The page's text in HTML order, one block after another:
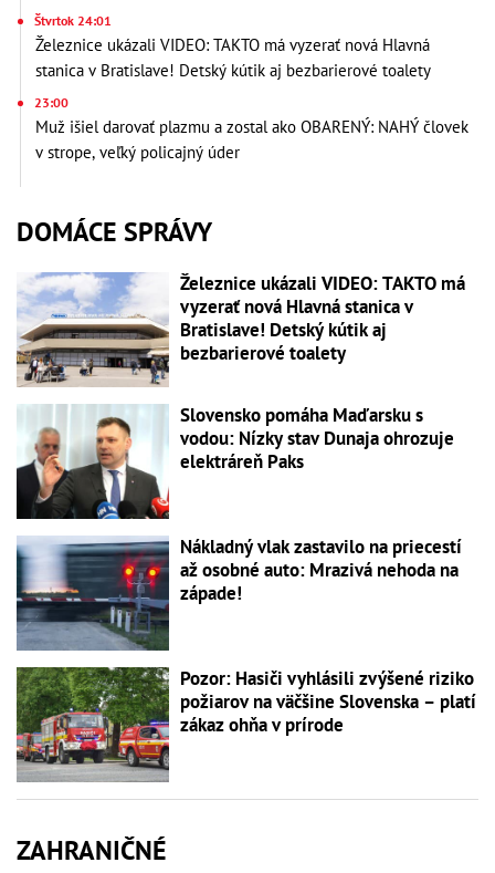
Štvrtok 24:01
Železnice ukázali VIDEO: TAKTO má vyzerať nová Hlavná
stanica v Bratislave! Detský kútik aj bezbarierové toalety
23:00
Muž išiel darovať plazmu a zostal ako OBARENÝ: NAHÝ človek
v strope, veľký policajný úder
DOMÁCE SPRÁVY
Železnice ukázali VIDEO: TAKTO má
vyzerať nová Hlavná stanica v
Bratislave! Detský kútik aj
bezbarierové toalety
Slovensko pomáha Maďarsku s
vodou: Nízky stav Dunaja ohrozuje
elektráreň Paks
Nákladný vlak zastavilo na priecestí
až osobné auto: Mrazivá nehoda na
západe!
Pozor: Hasiči vyhlásili zvýšené riziko
požiarov na väčšine Slovenska – platí
zákaz ohňa v prírode
ZAHRANIČNÉ